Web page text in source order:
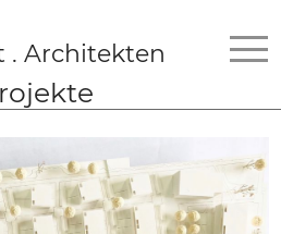
. Architekten